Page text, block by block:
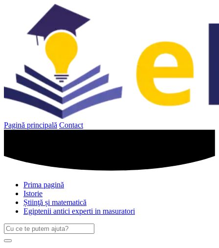
Pagină principală Contact
Prima pagină
Istorie
Știinţă și matematică
Egiptenii antici experti in masuratori
Caută
după:
Search